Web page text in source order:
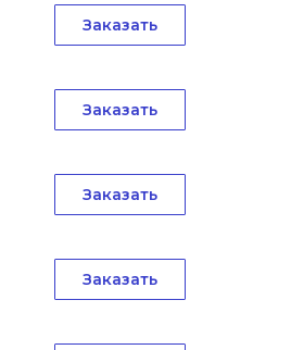
Заказать
Заказать
Заказать
Заказать